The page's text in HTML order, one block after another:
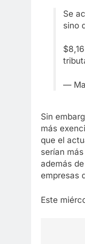
Se
sino
—
Sin
más
que el
serían
además
empresas
Este